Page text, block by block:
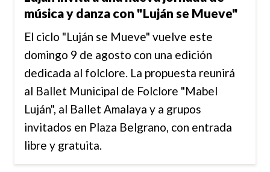
música y danza con "Luján se Mueve"
El ciclo "Luján se Mueve" vuelve este
domingo 9 de agosto con una edición
dedicada al folclore. La propuesta reunirá
al Ballet Municipal de Folclore "Mabel
Luján", al Ballet Amalaya y a grupos
invitados en Plaza Belgrano, con entrada
libre y gratuita.